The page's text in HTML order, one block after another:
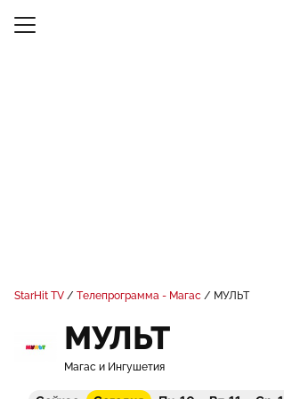
StarHit TV Телепрограмма - Магас МУЛЬТ
МУЛЬТ
Магас и Ингушетия